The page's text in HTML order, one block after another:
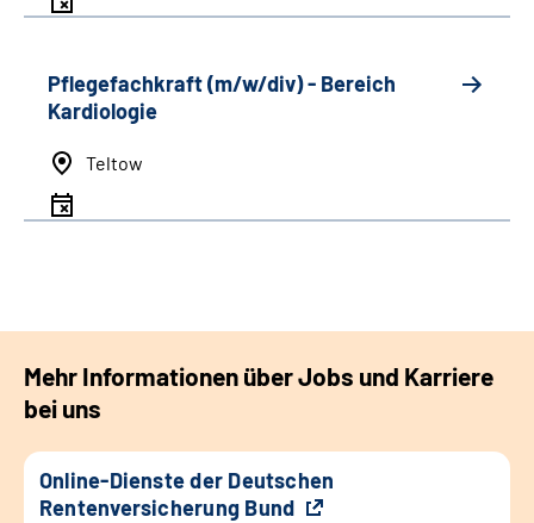
Pflegefachkraft (m/w/div) - Bereich
Kardiologie
Teltow
Mehr Informationen über Jobs und Karriere
bei uns
Online-Dienste der Deutschen
Rentenversicherung Bund